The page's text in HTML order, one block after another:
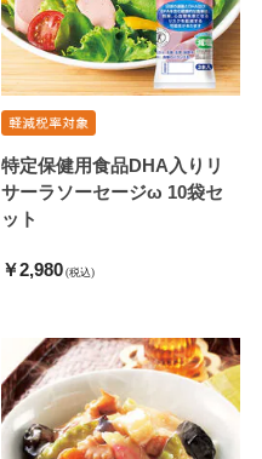
特定保健用食品DHA入りリ
サーラソーセージω 10袋セ
ット
￥2,980 (税込)